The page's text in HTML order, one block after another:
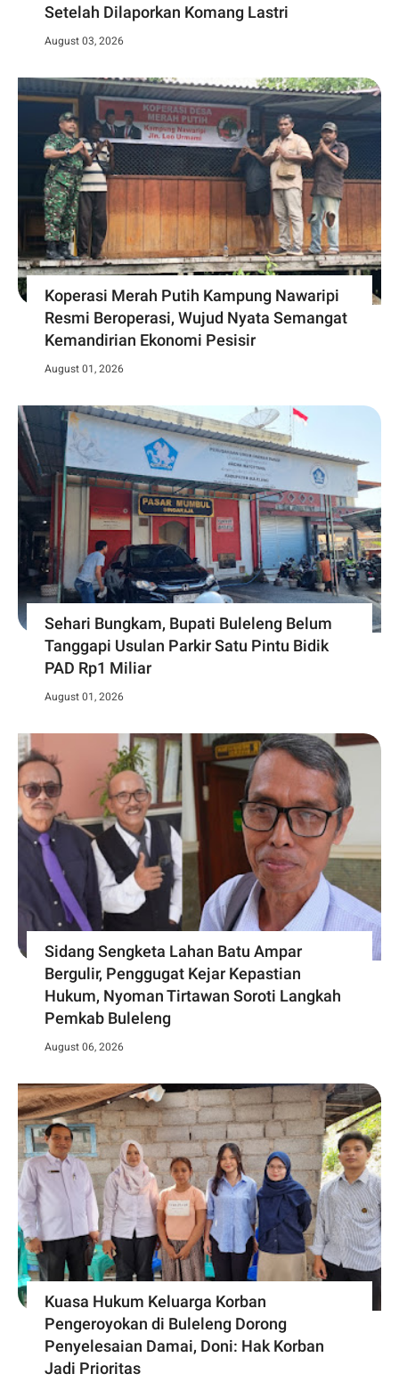
Setelah Dilaporkan Komang Lastri
August 03, 2026
Koperasi Merah Putih Kampung Nawaripi
Resmi Beroperasi, Wujud Nyata Semangat
Kemandirian Ekonomi Pesisir
August 01, 2026
Sehari Bungkam, Bupati Buleleng Belum
Tanggapi Usulan Parkir Satu Pintu Bidik
PAD Rp1 Miliar
August 01, 2026
Sidang Sengketa Lahan Batu Ampar
Bergulir, Penggugat Kejar Kepastian
Hukum, Nyoman Tirtawan Soroti Langkah
Pemkab Buleleng
August 06, 2026
Kuasa Hukum Keluarga Korban
Pengeroyokan di Buleleng Dorong
Penyelesaian Damai, Doni: Hak Korban
Jadi Prioritas